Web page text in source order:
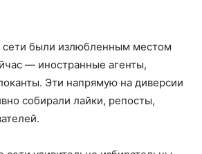
сети были излюбленным местом
— иностранные агенты,
Эти напрямую на диверсии
собирали лайки, репосты,